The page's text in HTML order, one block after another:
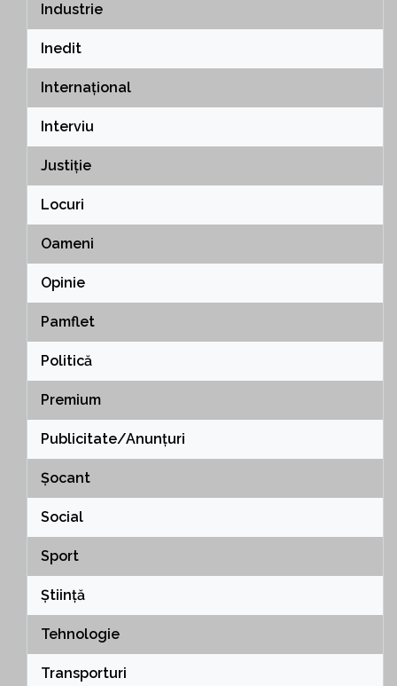
Industrie
Inedit
Internațional
Interviu
Justiție
Locuri
Oameni
Opinie
Pamflet
Politică
Premium
Publicitate/Anunțuri
Șocant
Social
Sport
Știință
Tehnologie
Transporturi